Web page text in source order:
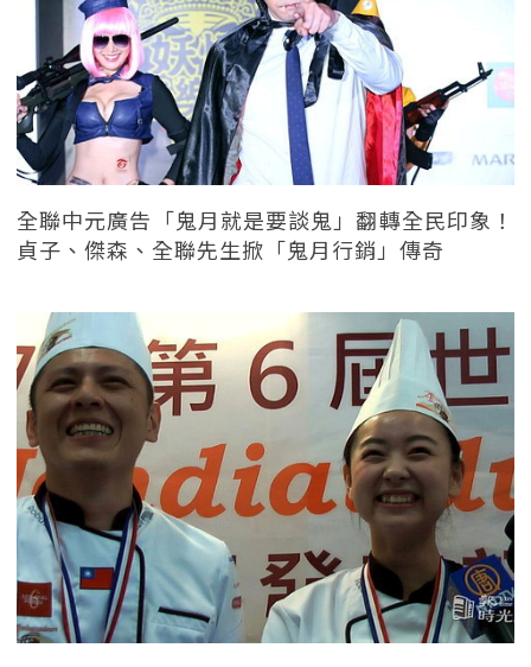
全聯中元廣告「鬼月就是要談鬼」翻轉全民印象！
貞子、傑森、全聯先生掀「鬼月行銷」傳奇